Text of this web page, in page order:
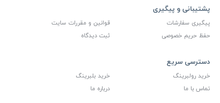
پشتیبانی و پیگیری
پیگیری سفارشات
قوانین و مقررات سایت
حفظ حریم خصوصی
ثبت دیدگاه
دسترسی سریع
خرید رولبرینگ
خرید بلبرینگ
تماس با ما
درباره ما